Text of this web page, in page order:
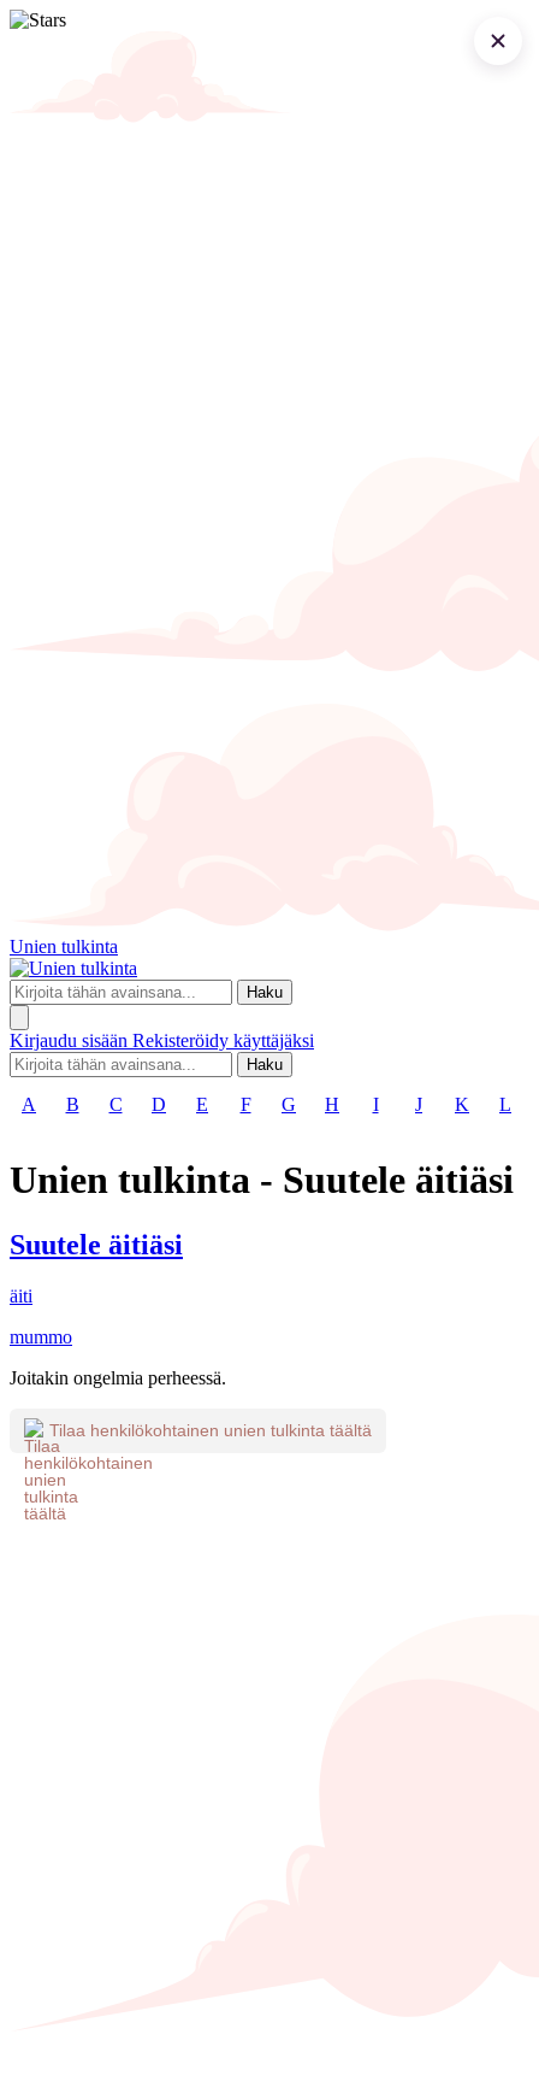
Unien tulkinta
Haku
Kirjaudu sisään Rekisteröidy käyttäjäksi
Haku
A B C D E F G H I J K L
Unien tulkinta - Suutele äitiäsi
Suutele äitiäsi
äiti
mummo
Joitakin ongelmia perheessä.
Tilaa henkilökohtainen unien tulkinta täältä